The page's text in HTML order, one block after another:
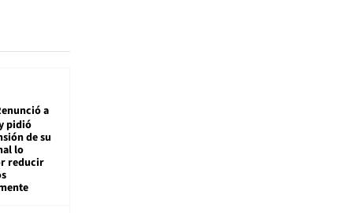
a
pidió
de su
lo
reducir